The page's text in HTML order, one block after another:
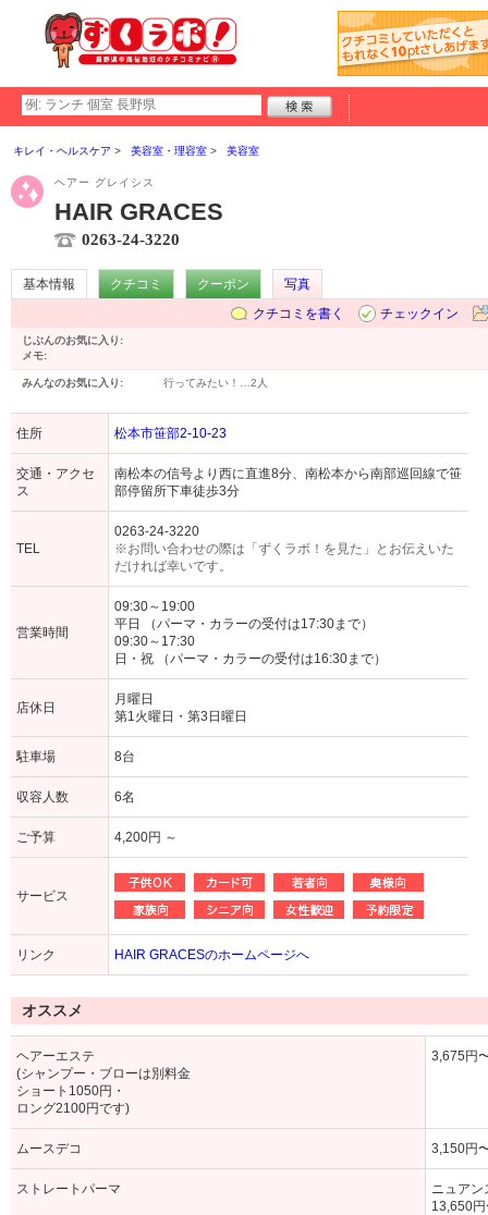
キレイ・ヘルスケア 美容室・理容室 美容室
ヘアー グレイシス
HAIR GRACES
0263-24-3220
基本情報 クチコミ クーポン
写真
クチコミを書く
チェックイン
じぶんのお気に入り:
メモ:
みんなのお気に入り: 行ってみたい！… 2人
住所 松本市笹部2-10-23
交通・アクセ
ス
南松本の信号より西に直進8分、南松本から南部巡回線で笹
部停留所下車徒歩3分
TEL
0263-24-3220
※お問い合わせの際は「ずくラボ！を見た」とお伝えいた
だければ幸いです。
営業時間
09:30～19:00
平日 （パーマ・カラーの受付は17:30まで）
09:30～17:30
日・祝 （パーマ・カラーの受付は16:30まで）
店休日
月曜日
第1火曜日・第3日曜日
駐車場 8台
収容人数 6名
ご予算 4,200円 ～
サービス
リンク HAIR GRACESのホームページへ
オススメ
ヘアーエステ
(シャンプー・ブローは別料金
ショート1050円・
ロング2100円です)
3,675円
ムースデコ 3,150円
ストレートパーマ
ニュア
13,650